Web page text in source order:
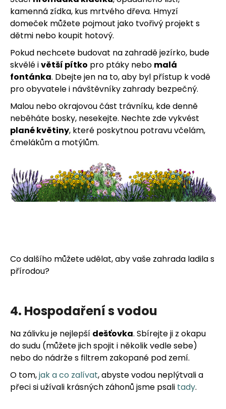
kamenná zídka, kus mrtvého dřeva. Hmyzí
domeček můžete pojmout jako tvořivý projekt s
dětmi nebo koupit hotový.
Pokud nechcete budovat na zahradě jezírko, bude
skvělé ivětší pítko pro ptáky nebo malá
fontánka. Dbejte jen na to, aby byl přístup k vodě
pro obyvatele i návštěvníky zahrady bezpečný.
Malou nebo okrajovou část trávníku, kde denně
neběháte bosky, nesekejte. Nechte zde vykvést
plané květiny, které poskytnou potravu včelám,
čmelákům a motýlům.
Co dalšího můžete udělat, aby vaše zahrada ladila s
přírodou?
4. Hospodaření s vodou
Na zálivku je nejlepší dešťovka. Sbírejte ji z okapu
do sudu (můžete jich spojit i několik vedle sebe)
nebo do nádrže s filtrem zakopané pod zemí.
O tom,jak a co zalívat, abyste vodou neplýtvali a
přeci si užívali krásných záhonů jsme psali tady.